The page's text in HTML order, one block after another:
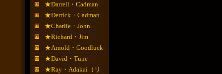
★Darrell・Cadman
★Derrick・Cadman
★Charlie・John
★Richard・Jim
★Arnold・Goodluck
★David・Tune
★Ray・Adakai（リ